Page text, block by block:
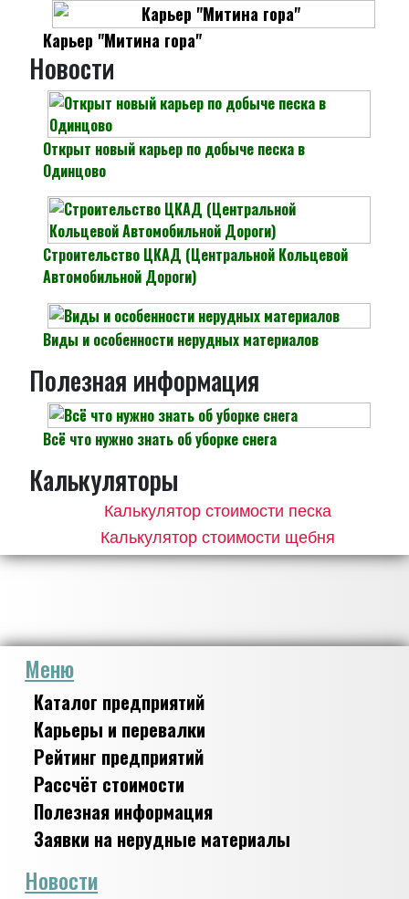
Карьер "Митина гора"
Новости
Открыт новый карьер по добыче песка в
Одинцово
Строительство ЦКАД (Центральной Кольцевой
Автомобильной Дороги)
Виды и особенности нерудных материалов
Полезная информация
Всё что нужно знать об уборке снега
Калькуляторы
Калькулятор стоимости песка
Калькулятор стоимости щебня
Меню
Каталог предприятий
Карьеры и перевалки
Рейтинг предприятий
Рассчёт стоимости
Полезная информация
Заявки на нерудные материалы
Новости